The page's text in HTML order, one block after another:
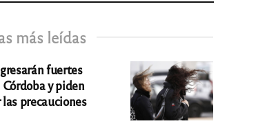
más leídas
fuertes
y piden
precauciones